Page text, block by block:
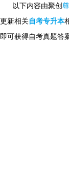
以下内容由聚创
更新相关自考专升本
即可获得自考真题答